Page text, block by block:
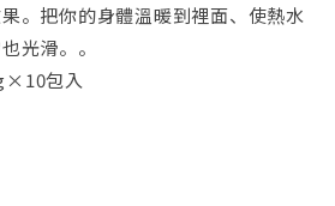
。把你的身體溫暖到裡面、使熱水
光滑。。
包入